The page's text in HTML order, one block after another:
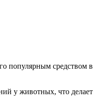
популярным средством в
у животных, что делает